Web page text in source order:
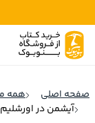
ادبیات
روانشناسی
صفحه اصلی همه
آیشمن در